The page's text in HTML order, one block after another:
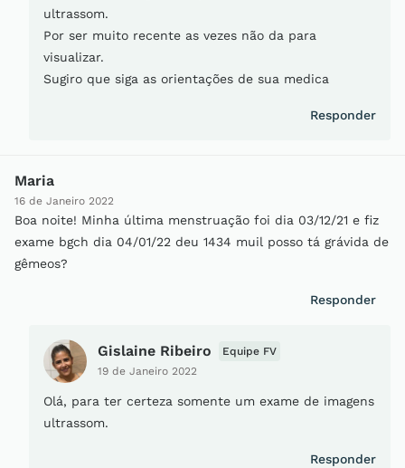
ultrassom.
Por ser muito recente as vezes não da para
visualizar.
Sugiro que siga as orientações de sua medica
Responder
Maria
16 de Janeiro 2022
Boa noite! Minha última menstruação foi dia 03/12/21 e fiz
exame bgch dia 04/01/22 deu 1434 muil posso tá grávida de
gêmeos?
Responder
Gislaine Ribeiro
19 de Janeiro 2022
Equipe FV
Olá, para ter certeza somente um exame de imagens
ultrassom.
Responder